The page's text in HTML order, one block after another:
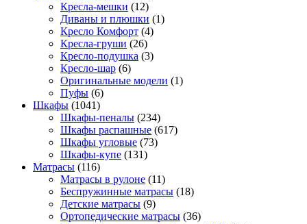
Кресла-мешки (12)
Диваны и плюшки (1)
Кресло Комфорт (4)
Кресла-груши (26)
Кресло-подушка (3)
Кресло-шар (6)
Оригинальные модели (1)
Пуфы (6)
Шкафы (1041)
Шкафы-пеналы (234)
Шкафы распашные (617)
Шкафы угловые (73)
Шкафы-купе (131)
Матрасы (116)
Матрасы в рулоне (11)
Беспружинные матрасы (18)
Детские матрасы (9)
Ортопедические матрасы (36)